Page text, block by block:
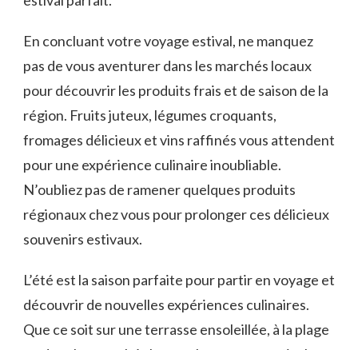
En concluant votre‍ voyage estival, ne manquez
‌pas de vous aventurer dans les marchés locaux
pour ⁤découvrir les produits frais ⁤et de ⁤saison de la
région. Fruits juteux, légumes⁤ croquants,
⁤fromages délicieux ‌et‍ vins⁣ raffinés vous attendent
pour une ⁣expérience culinaire inoubliable.
⁤N’oubliez pas de ramener quelques produits
régionaux chez vous pour prolonger ces délicieux
souvenirs estivaux.
L’été est la saison parfaite pour partir en voyage et
découvrir de nouvelles expériences culinaires.
⁤Que ce soit sur une ⁣terrasse​ ensoleillée, à la plage